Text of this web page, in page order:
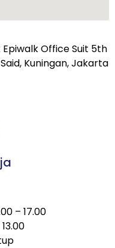
Office Suit 5th
Said, Kuningan, Jakarta
– 17.00